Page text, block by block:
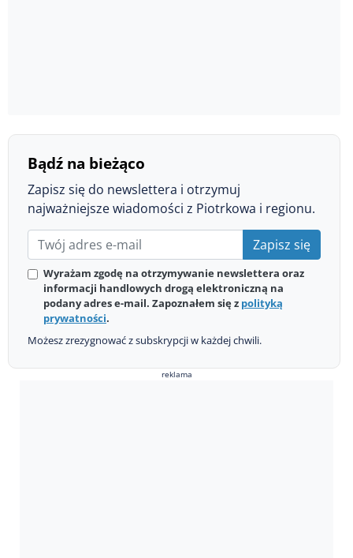
Bądź na bieżąco
Zapisz się do newslettera i otrzymuj
najważniejsze wiadomości z Piotrkowa i regionu.
Zapisz się
Wyrażam zgodę na otrzymywanie newslettera oraz
informacji handlowych drogą elektroniczną na
podany adres e-mail. Zapoznałem się z polityką
prywatności.
Możesz zrezygnować z subskrypcji w każdej chwili.
reklama